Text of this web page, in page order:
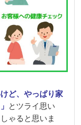
ど、やっぱり家
とツライ思い
ゃると思いま